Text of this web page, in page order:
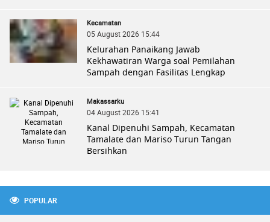
Kecamatan
05 August 2026 15:44
Kelurahan Panaikang Jawab
Kekhawatiran Warga soal Pemilahan
Sampah dengan Fasilitas Lengkap
Makassarku
04 August 2026 15:41
Kanal Dipenuhi Sampah, Kecamatan
Tamalate dan Mariso Turun Tangan
Bersihkan
POPULAR